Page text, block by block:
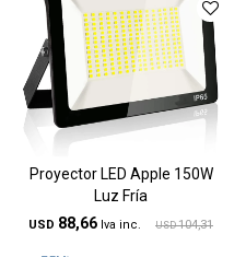
Proyector LED Apple 150W
Luz Fría
USD 88,66 USD 104,31